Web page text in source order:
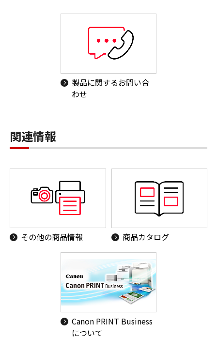
製品に関するお問い合
わせ
関連情報
その他の商品情報 商品カタログ
Canon PRINT Business
について